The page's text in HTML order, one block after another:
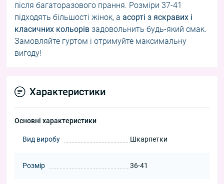
після багаторазового прання. Розміри 37-41
підходять більшості жінок, а асорті з яскравих і
класичних кольорів задовольнить будь-який смак.
Замовляйте гуртом і отримуйте максимальну
вигоду!
Характеристики
Основні характеристики
Вид виробу Шкарпетки
Розмір 36-41